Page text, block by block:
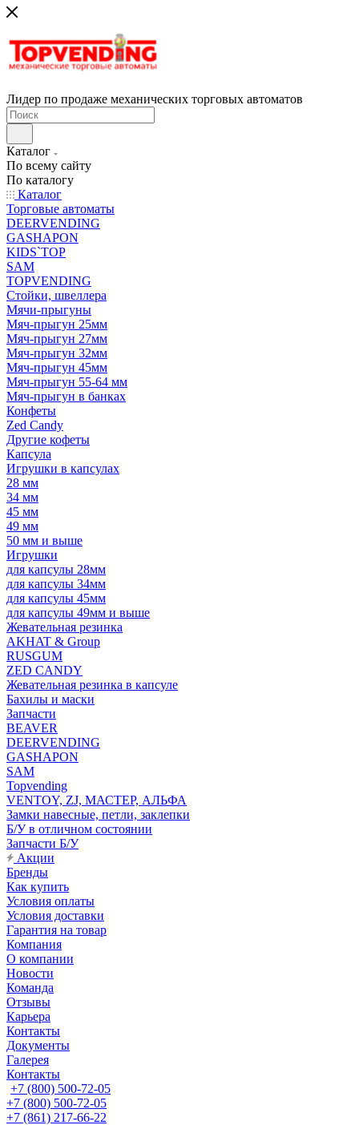
Лидер по продаже механических торговых автоматов
Каталог
По всему сайту
По каталогу
Каталог
Торговые автоматы
DEERVENDING
GASHAPON
KIDS`TOP
SAM
TOPVENDING
Стойки, швеллера
Мячи-прыгуны
Мяч-прыгун 25мм
Мяч-прыгун 27мм
Мяч-прыгун 32мм
Мяч-прыгун 45мм
Мяч-прыгун 55-64 мм
Мяч-прыгун в банках
Конфеты
Zed Candy
Другие кофеты
Капсула
Игрушки в капсулах
28 мм
34 мм
45 мм
49 мм
50 мм и выше
Игрушки
для капсулы 28мм
для капсулы 34мм
для капсулы 45мм
для капсулы 49мм и выше
Жевательная резинка
AKHAT & Group
RUSGUM
ZED CANDY
Жевательная резинка в капсуле
Бахилы и маски
Запчасти
BEAVER
DEERVENDING
GASHAPON
SAM
Topvending
VENTOY, ZJ, МАСТЕР, АЛЬФА
Замки навесные, петли, заклепки
Б/У в отличном состоянии
Запчасти Б/У
Акции
Бренды
Как купить
Условия оплаты
Условия доставки
Гарантия на товар
Компания
О компании
Новости
Команда
Отзывы
Карьера
Контакты
Документы
Галерея
Контакты
+7 (800) 500-72-05
+7 (800) 500-72-05
+7 (861) 217-66-22